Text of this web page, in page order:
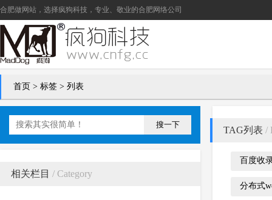
合肥做网站 ，选择疯狗科技，专业、敬业的合肥网络公司
首页 > 标签 > 列表
搜一下
相关栏目 / Category
TAG列表 /
百度收
分布式